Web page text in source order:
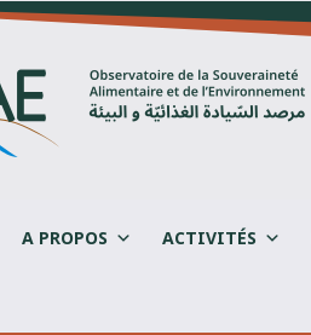
A PROPOS ACTIVITÉS